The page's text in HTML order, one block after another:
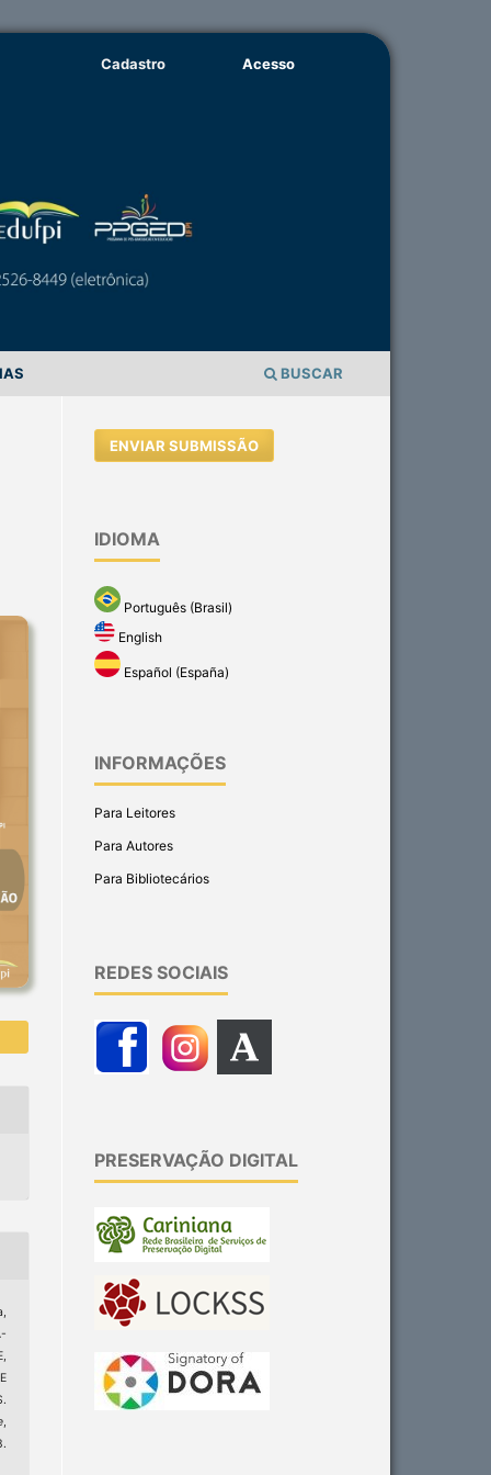
BUSCAR
Cadastro Acesso
,
ENVIAR SUBMISSÃO
IDIOMA
Português (Brasil)
English
Español (España)
INFORMAÇÕES
Para Leitores
Para Autores
Para Bibliotecários
REDES SOCIAIS
PRESERVAÇÃO DIGITAL